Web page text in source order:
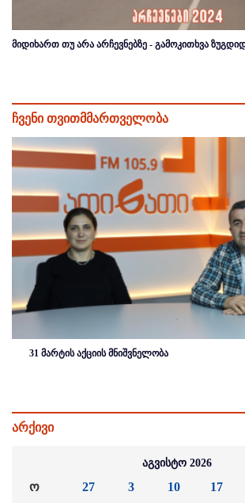
მიდიხართ თუ არა არჩევნებზე - გამოკითხვა
ჩვენი თვითმმართველობა
31 მარტის აქციის მნიშვნელობა
არქივი
აგვისტო 2026
ო 27 3 10 17